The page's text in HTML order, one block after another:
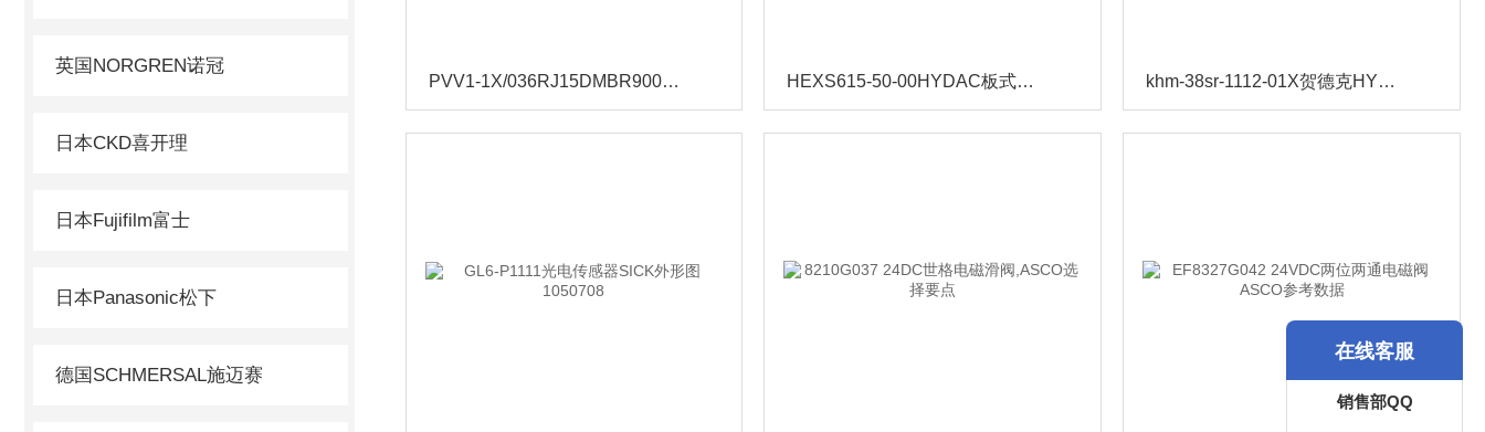
英国NORGREN诺冠
日本CKD喜开理
日本Fujifilm富士
日本Panasonic松下
德国SCHMERSAL施迈赛
PVV1-1X/036RJ15DMBR900965314力士乐液压叶片泵操作简单 HEXS615-50-00HYDAC板式换热器分类及参数 khm-38sr-1112-01X贺德克HYDAC球阀外形结构
在线客服
销售部QQ